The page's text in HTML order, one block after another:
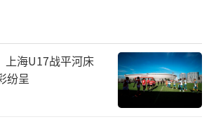
上海U17战平河床
纷呈